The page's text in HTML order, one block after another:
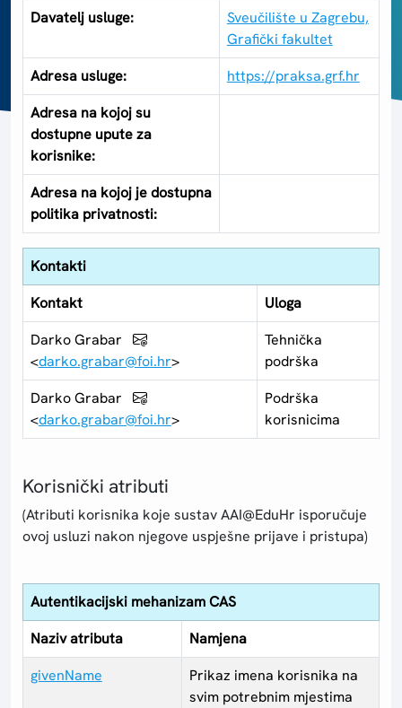
Davatelj usluge:
Sveučilište u Zagrebu,
Grafički fakultet
Adresa usluge:
https://praksa.grf.hr
Adresa na kojoj su
dostupne upute za
korisnike:
Adresa na kojoj je dostupna
politika privatnosti:
Kontakti
Kontakt
Uloga
Darko Grabar
<darko.grabar@foi.hr>
Tehnička
podrška
Darko Grabar
<darko.grabar@foi.hr>
Podrška
korisnicima
Korisnički atributi
(Atributi korisnika koje sustav AAI@EduHr isporučuje
ovoj usluzi nakon njegove uspješne prijave i pristupa)
Autentikacijski mehanizam CAS
Naziv atributa
Namjena
givenName
Prikaz imena korisnika na
svim potrebnim mjestima